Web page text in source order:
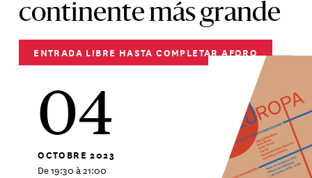
continente más grande
ENTRADA LIBRE HASTA COMPLETAR AFORO
04
OCTOBRE 2023
De 19:30 à 21:00